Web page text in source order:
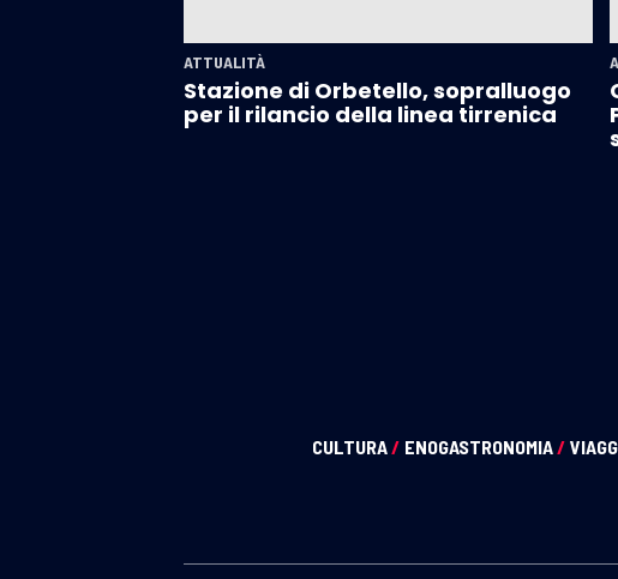
ATTUALITÀ
Stazione di Orbetello, sopralluogo
per il rilancio della linea tirrenica
CULTURA/ ENOGASTRONOMIA/